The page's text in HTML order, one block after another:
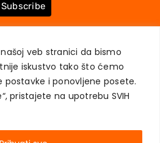
veb stranici da bismo
iskustvo tako što ćemo
postavke i ponovljene posete.
pristajete na upotrebu SVIH
Subscribe
NALOG
KORISNIKA